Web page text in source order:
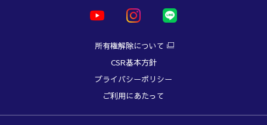
所有権解除について
CSR基本方針
プライバシーポリシー
ご利用にあたって